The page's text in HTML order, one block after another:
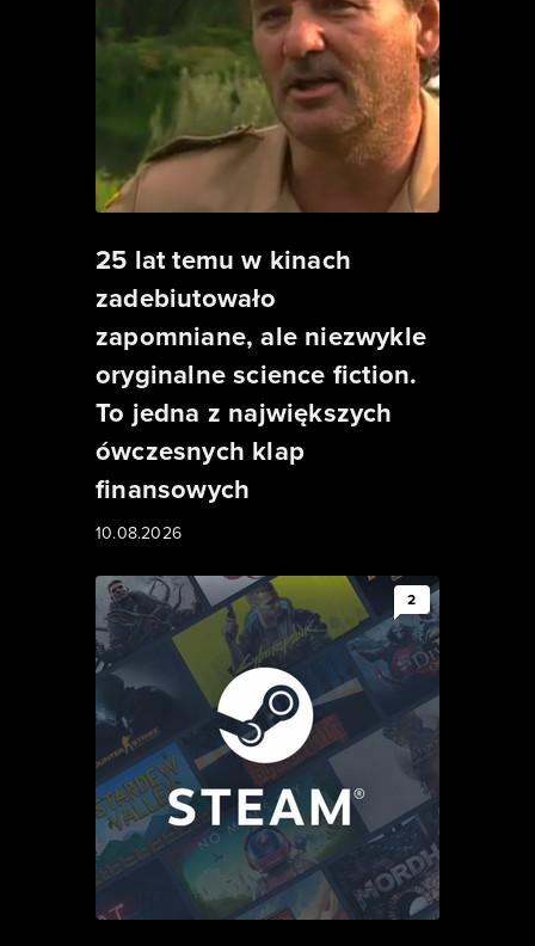
25 lat temu w kinach
zadebiutowało
zapomniane, ale niezwykle
oryginalne science fiction.
To jedna z największych
ówczesnych klap
finansowych
10.08.2026
2